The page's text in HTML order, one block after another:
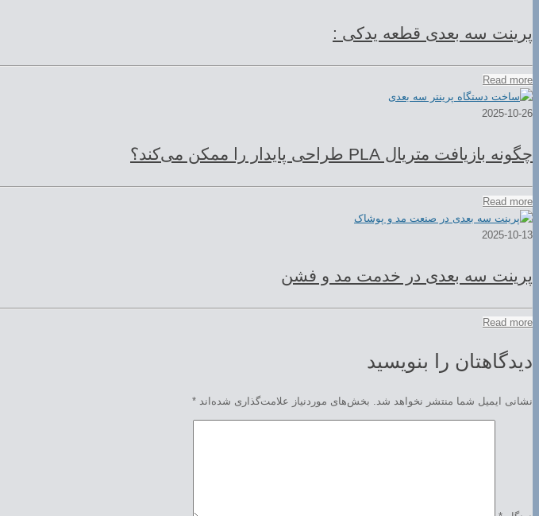
پرینت سه بعدی قطعه یدکی :
Read more
2025-10-26
چگونه بازیافت متریال PLA طراحی پایدار را ممکن می‌کند؟
Read more
2025-10-13
پرینت سه بعدی در خدمت مد و فشن
Read more
دیدگاهتان را بنویسید
نشانی ایمیل شما منتشر نخواهد شد. بخش‌های موردنیاز علامت‌گذاری شده‌اند *